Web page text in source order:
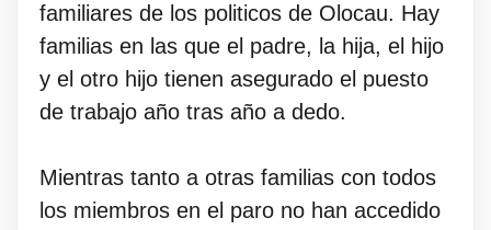
familiares de los politicos de Olocau. Hay
familias en las que el padre, la hija, el hijo
y el otro hijo tienen asegurado el puesto
de trabajo año tras año a dedo.
Mientras tanto a otras familias con todos
los miembros en el paro no han accedido